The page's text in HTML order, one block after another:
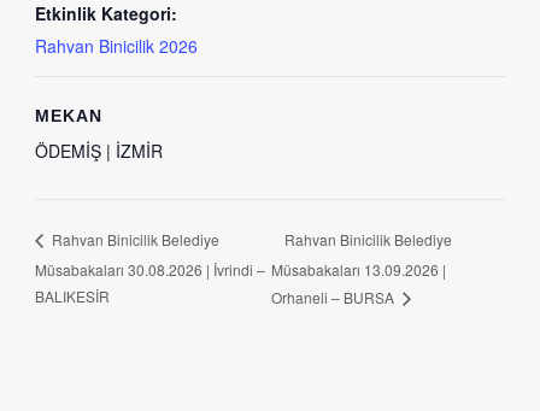
Etkinlik Kategori:
Rahvan Binicilik 2026
MEKAN
ÖDEMİŞ | İZMİR
Rahvan Binicilik Belediye
Müsabakaları 30.08.2026 | İvrindi –
BALIKESİR
Rahvan Binicilik Belediye
Müsabakaları 13.09.2026 |
Orhaneli – BURSA